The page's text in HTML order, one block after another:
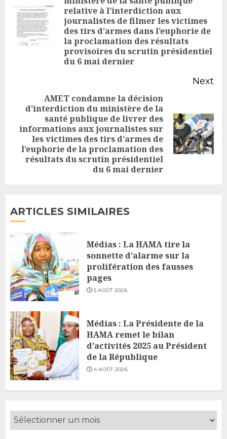
relative à l’interdiction aux
journalistes de filmer les victimes
des tirs d’armes dans l’euphorie de
la proclamation des résultats
provisoires du scrutin présidentiel
du 6 mai dernier
Next
Next
post:
AMET condamne la décision
d’interdiction du ministère de la
santé publique de livrer des
informations aux journalistes sur
les victimes des tirs d’armes de
l’euphorie de la proclamation des
résultats du scrutin présidentiel
du 6 mai dernier
ARTICLES SIMILAIRES
Médias : La HAMA tire la
sonnette d’alarme sur la
prolifération des fausses
pages
5 AOÛT 2026
Médias : La Présidente de la
HAMA remet le bilan
d’activités 2025 au Président
de la République
4 AOÛT 2026